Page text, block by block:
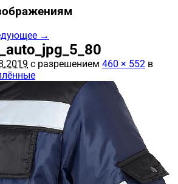
→
с разрешением 460 × 552 в